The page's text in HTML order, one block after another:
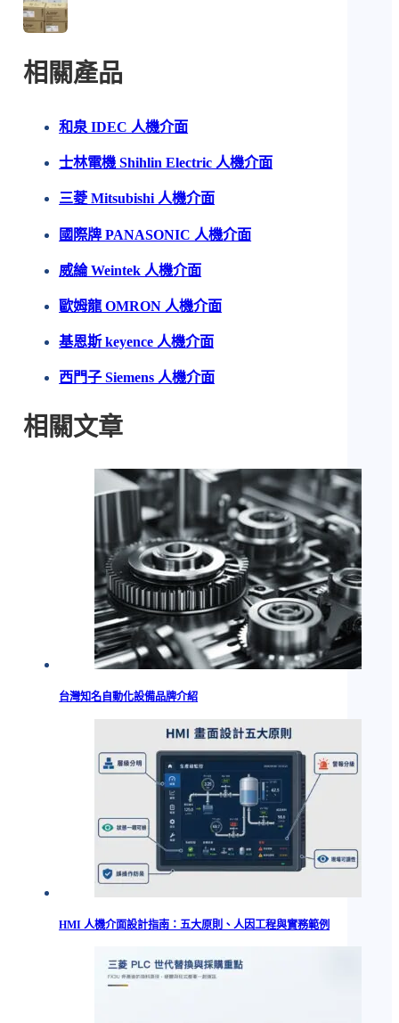
相關產品
和泉 IDEC 人機介面
士林電機 Shihlin Electric 人機介面
三菱 Mitsubishi 人機介面
國際牌 PANASONIC 人機介面
威綸 Weintek 人機介面
歐姆龍 OMRON 人機介面
基恩斯 keyence 人機介面
西門子 Siemens 人機介面
相關文章
台灣知名自動化設備品牌介紹
HMI 人機介面設計指南：五大原則、人因工程與實務範例